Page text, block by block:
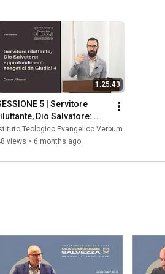
1:25:43
5 | Servitore
Dio Salvatore:
esegetici
Giudici 4
Teologico Evangelico Verbum
views • 6 months ago